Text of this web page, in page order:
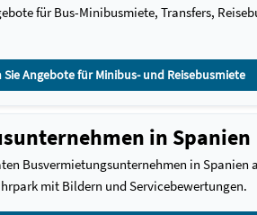
für Bus-Minibusmiete, Transfers,
Sie Angebote für Minibus- und Reisebusmiete
in Spanien
Busvermietungsunternehmen in Spanien
mit Bildern und Servicebewertungen.